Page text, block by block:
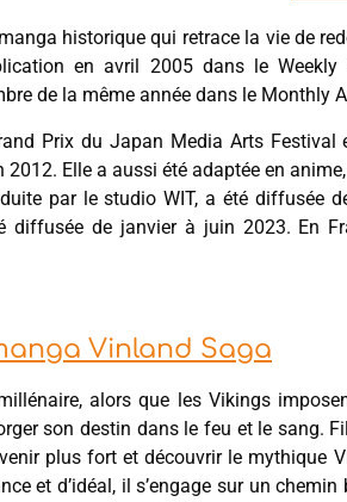
historique qui retrace la vie de
en avril 2005 dans le Weekly
de la même année dans le Monthly
Prix du Japan Media Arts
2012. Elle a aussi été adaptée en
par le studio WIT, a été diffusée
diffusée de janvier à juin 2023. En
Vinland Saga
alors que les Vikings
son destin dans le feu et le sang.
plus fort et découvrir le mythique
et d’idéal, il s’engage sur un